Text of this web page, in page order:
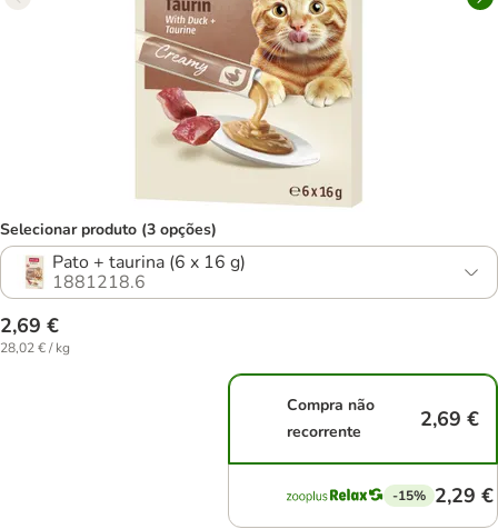
Selecionar produto (3 opções)
Pato + taurina (6 x 16 g)
1881218.6
2,69 €
28,02 € / kg
Compra não
recorrente
2,69 €
-15% 2,29 €